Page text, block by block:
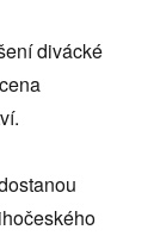
divácké